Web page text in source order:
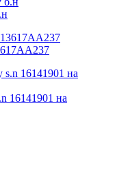
16141901 на